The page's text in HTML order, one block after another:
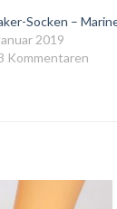
Socken –
2019
Kommentaren